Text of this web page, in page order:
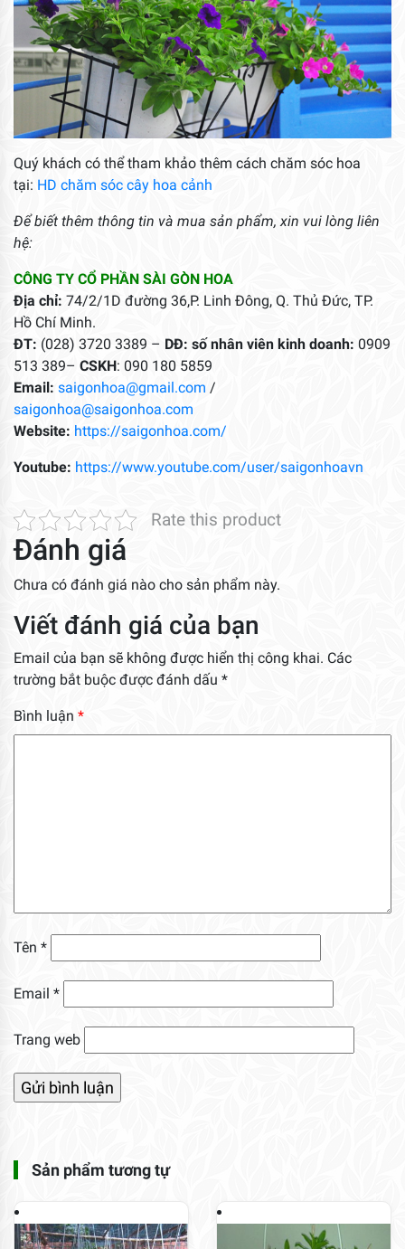
Quý khách có thể tham khảo thêm cách chăm sóc hoa
tại: HD chăm sóc cây hoa cảnh
Để biết thêm thông tin và mua sản phẩm, xin vui lòng liên
hệ:
CÔNG TY CỔ PHẦN SÀI GÒN HOA
Địa chỉ: 74/2/1D đường 36,P. Linh Đông, Q. Thủ Đức, TP.
Hồ Chí Minh.
ĐT: (028) 3720 3389 – DĐ: số nhân viên kinh doanh: 0909
513 389– CSKH: 090 180 5859
Email: saigonhoa@gmail.com /
saigonhoa@saigonhoa.com
Website: https://saigonhoa.com/
Youtube: https://www.youtube.com/user/saigonhoavn
Rate this product
Đánh giá
Chưa có đánh giá nào cho sản phẩm này.
Viết đánh giá của bạn
Email của bạn sẽ không được hiển thị công khai. Các
trường bắt buộc được đánh dấu *
Bình luận *
Tên *
Email *
Trang web
Sản phẩm tương tự